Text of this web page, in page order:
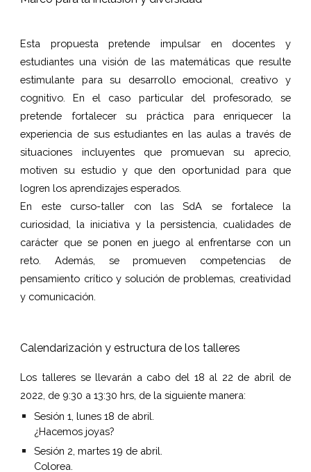
Esta propuesta pretende impulsar en docentes y
estudiantes una visión de las matemáticas que resulte
estimulante para su desarrollo emocional, creativo y
cognitivo. En el caso particular del profesorado, se
pretende fortalecer su práctica para enriquecer la
experiencia de sus estudiantes en las aulas a través de
situaciones incluyentes que promuevan su aprecio,
motiven su estudio y que den oportunidad para que
logren los aprendizajes esperados.
En este curso-taller con las SdA se fortalece la
curiosidad, la iniciativa y la persistencia, cualidades de
carácter que se ponen en juego al enfrentarse con un
reto. Además, se promueven competencias de
pensamiento crítico y solución de problemas, creatividad
y comunicación.
Calendarización y estructura de los talleres
Los talleres se llevarán a cabo del 18 al 22 de abril de
2022, de 9:30 a 13:30 hrs, de la siguiente manera:
Sesión 1, lunes 18 de abril.
¿Hacemos joyas?
Sesión 2, martes 19 de abril.
Colorea.